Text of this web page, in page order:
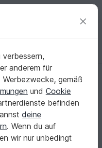
Kostenlos registrieren
& Westen
häkeln alle Größen ab Größe
häkeln
Plussize Damen
215
verbessern,
anderem für
gemäß
und Cookie
befinden
deine
. Wenn du auf
wir nur unbedingt